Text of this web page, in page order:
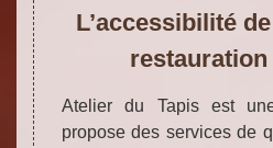
L’accessibilité
Atelier du Tapis est
propose des services de